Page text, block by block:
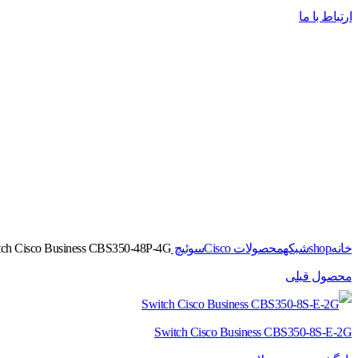
ارتباط با ما
خانهshopشبکهمحصولات Cisco سوئیچ Switches Cisco Business CBS350-48P-4G
محصول قبلی
Switch Cisco Business CBS350-8S-E-2G